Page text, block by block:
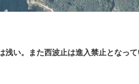
い。また西波止は進入禁止となって